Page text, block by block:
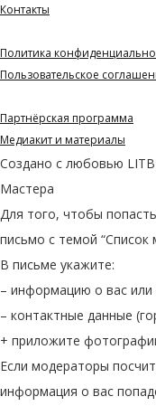
Контакты
Политика
Пользовательское
Партнёрская программа
Медиакит и материалы
Создано с любовью
Мастера
Для того, чтобы
письмо с темой “Список
В письме укажите:
– информацию о вас
– контактные данные
+ приложите
Если модераторы
информация о вас